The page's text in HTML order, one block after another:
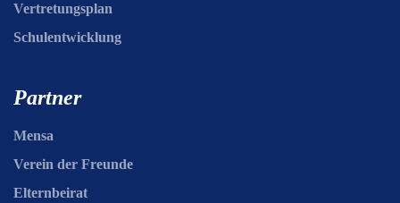
Vertretungsplan
Schulentwicklung
Partner
Mensa
Verein der Freunde
Elternbeirat